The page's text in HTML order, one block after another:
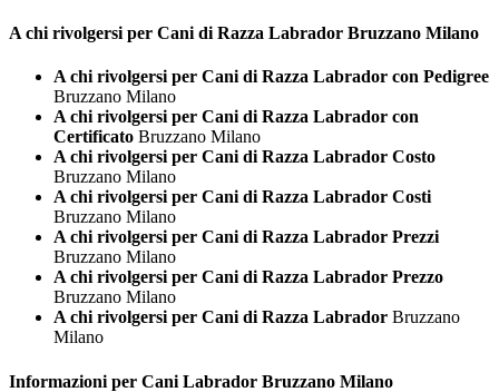
A chi rivolgersi per Cani di Razza Labrador Bruzzano Milano
A chi rivolgersi per Cani di Razza Labrador con Pedigree
Bruzzano Milano
A chi rivolgersi per Cani di Razza Labrador con
Certificato Bruzzano Milano
A chi rivolgersi per Cani di Razza Labrador Costo
Bruzzano Milano
A chi rivolgersi per Cani di Razza Labrador Costi
Bruzzano Milano
A chi rivolgersi per Cani di Razza Labrador Prezzi
Bruzzano Milano
A chi rivolgersi per Cani di Razza Labrador Prezzo
Bruzzano Milano
A chi rivolgersi per Cani di Razza Labrador Bruzzano
Milano
Informazioni per Cani Labrador Bruzzano Milano